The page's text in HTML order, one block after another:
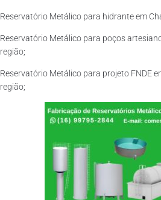
Reservatório Metálico para hidrante em
Reservatório Metálico para poços
região;
Reservatório Metálico para projeto FNDE
região;